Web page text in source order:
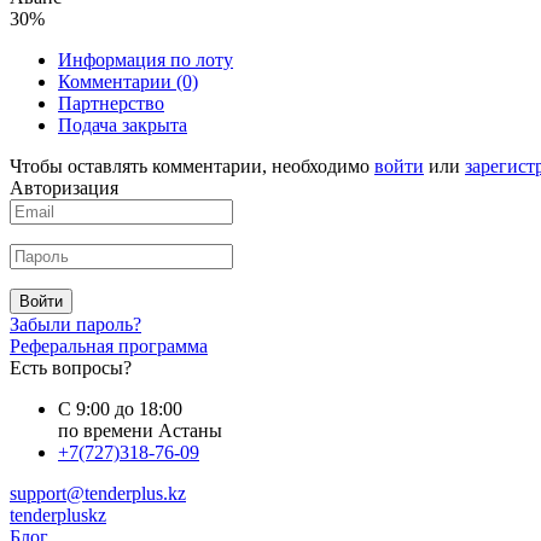
30%
Информация по лоту
Комментарии (0)
Партнерство
Подача закрыта
Чтобы оставлять комментарии, необходимо войти или
Авторизация
Войти
Забыли пароль?
Реферальная программа
Есть вопросы?
С 9:00 до 18:00
по времени Астаны
+7(727)318-76-09
support@tenderplus.kz
tenderpluskz